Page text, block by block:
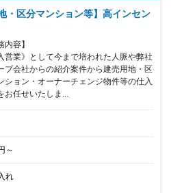
。 「add value（付加価値）を追求
造する」というビジョンの実現を、
る仲間を募集しております。あなた
活かし、私たちと一緒に働きません
室「Office Ticket（オフィスチケッ
サービスを展開しております。 スペ
Ticket事業をはじめとして、都
スを運営し、ケータリング・デリバ
サービスの提供を通じて、付加価値
プライム上場企業)のお洒落な休憩
・区分マンション等】高インセン
内容】
営業》として今まで培われた人脈や弊社
プ会社からの紹介案件から建売用地・区
ション・オーナーチェンジ物件等の仕入
お任せいたしま...
～
れ